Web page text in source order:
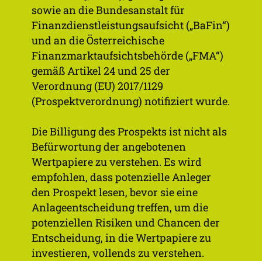
8%
p.a. Kupon
sowie an die Bundesanstalt für
Finanzdienstleistungsaufsicht („BaFin“)
und an die Österreichische
Finanzmarktaufsichtsbehörde („FMA“)
gemäß Artikel 24 und 25 der
Verordnung (EU) 2017/1129
(Prospektverordnung) notifiziert wurde.
Die Billigung des Prospekts ist nicht als
Befürwortung der angebotenen
Wertpapiere zu verstehen. Es wird
empfohlen, dass potenzielle Anleger
den Prospekt lesen, bevor sie eine
Anlageentscheidung treffen, um die
potenziellen Risiken und Chancen der
Entscheidung, in die Wertpapiere zu
investieren, vollends zu verstehen.